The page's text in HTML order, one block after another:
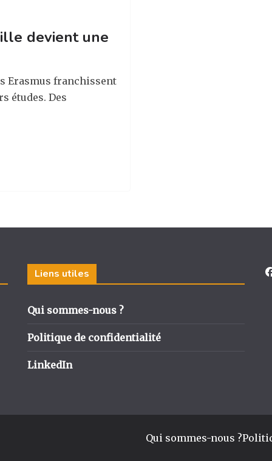
devient une
Erasmus franchissent
études. Des
Liens utiles
Qui sommes-nous ?
Politique de confidentialité
LinkedIn
Qui sommes-nous ?